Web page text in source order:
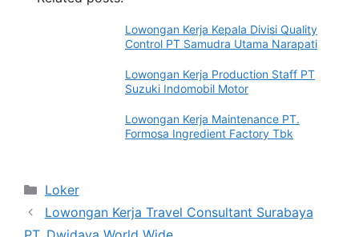
Lowongan Kerja Kepala Divisi Quality
Control PT Samudra Utama Narapati
Lowongan Kerja Production Staff PT
Suzuki Indomobil Motor
Lowongan Kerja Maintenance PT.
Formosa Ingredient Factory Tbk
Categories
Loker
Lowongan Kerja Travel Consultant Surabaya